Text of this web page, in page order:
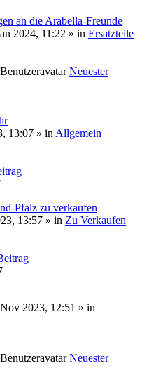
an die Arabella-Freunde
2024, 11:22 » in Ersatzteile
Neuester
13:07 » in Allgemein
Pfalz zu verkaufen
13:57 » in Zu Verkaufen
2023, 12:51 » in
Neuester